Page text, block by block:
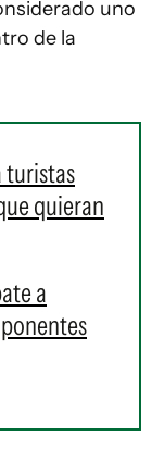
uno
de la
turistas
quieran
a